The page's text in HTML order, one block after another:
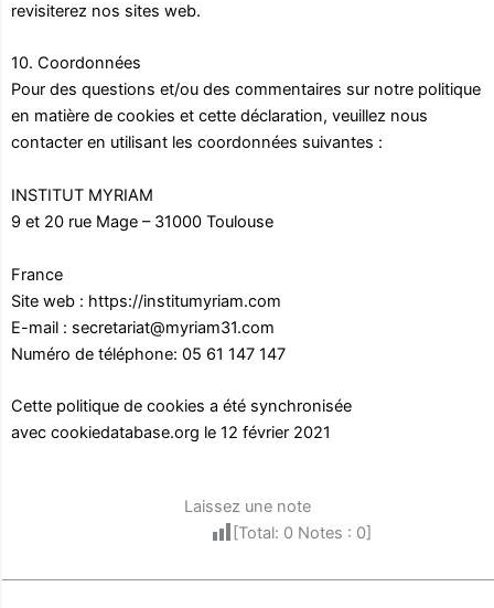
revisiterez nos sites web.
10. Coordonnées
Pour des questions et/ou des commentaires sur notre politique
en matière de cookies et cette déclaration, veuillez nous
contacter en utilisant les coordonnées suivantes :
INSTITUT MYRIAM
9 et 20 rue Mage – 31000 Toulouse
France
Site web : https://institumyriam.com
E-mail : secretariat@myriam31.com
Numéro de téléphone: 05 61 147 147
Cette politique de cookies a été synchronisée
avec cookiedatabase.org le 12 février 2021
Laissez une note
[Total: 0 Notes : 0